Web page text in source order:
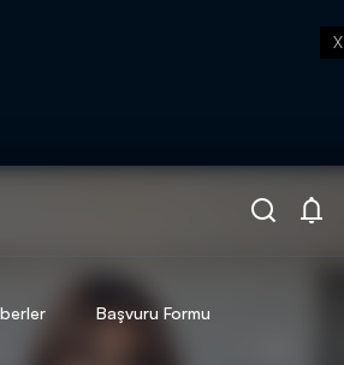
X
Başvuru Formu